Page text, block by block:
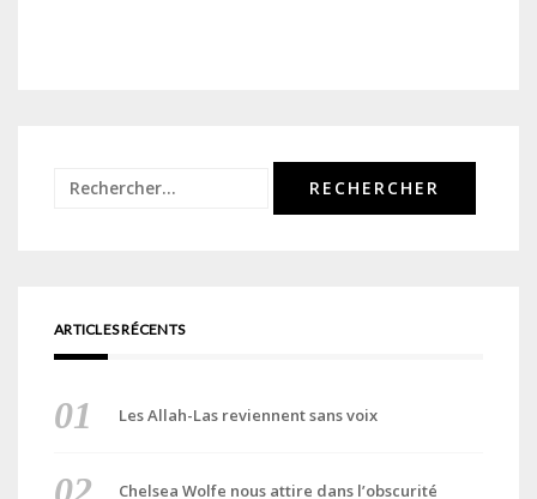
Rechercher :
ARTICLES RÉCENTS
Les Allah-Las reviennent sans voix
Chelsea Wolfe nous attire dans l’obscurité